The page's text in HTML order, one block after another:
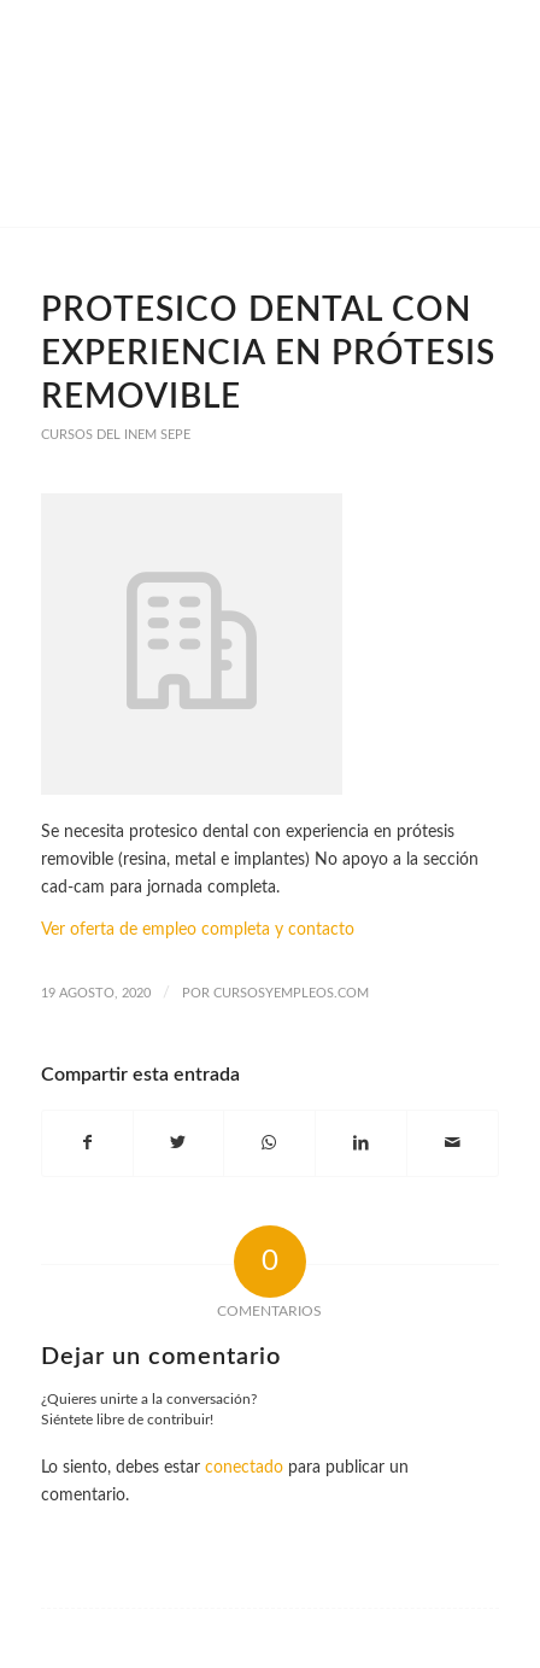
PROTESICO DENTAL CON
EXPERIENCIA EN PRÓTESIS
REMOVIBLE
CURSOS DEL INEM SEPE
Se necesita protesico dental con experiencia en prótesis
removible (resina, metal e implantes) No apoyo a la sección
cad-cam para jornada completa.
Ver oferta de empleo completa y contacto
19 AGOSTO, 2020 / POR CURSOSYEMPLEOS.COM
Compartir esta entrada
0
COMENTARIOS
Dejar un comentario
¿Quieres unirte a la conversación?
Siéntete libre de contribuir!
Lo siento, debes estar conectadopara publicar un
comentario.